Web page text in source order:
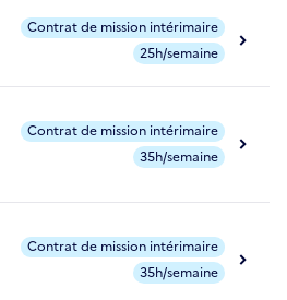
Contrat de mission intérimaire
25h/semaine
Contrat de mission intérimaire
35h/semaine
Contrat de mission intérimaire
35h/semaine